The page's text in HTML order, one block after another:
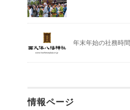
年末年始の社務時間
情報ページ